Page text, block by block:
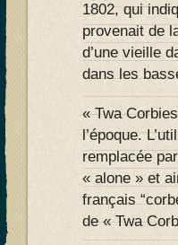
1802, qui
provenait de
d’une vieille
dans les
« Twa
l’époque.
remplacée
« alone » et
français
de « Twa